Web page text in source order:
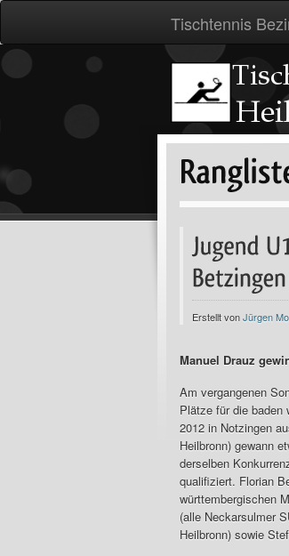
Tischtennis
Erstellt vonJürgen
Manuel Drauz
Am vergangenen
Plätze für die baden
2012 in Notzingen
Heilbronn) gewann
derselben
qualifiziert. Florian
württembergischen
(alle Neckarsulmer
Heilbronn) sowie